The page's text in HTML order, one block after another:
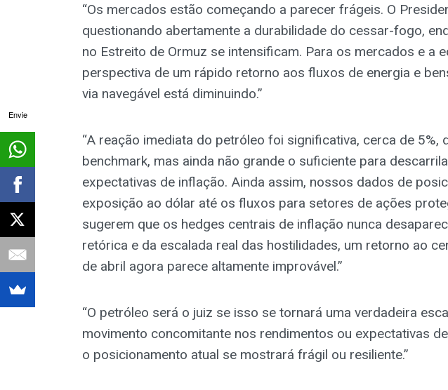
“Os mercados estão começando a parecer frágeis. O
questionando abertamente a durabilidade do cessar-fogo,
no Estreito de Ormuz se intensificam. Para os mercados e a
perspectiva de um rápido retorno aos fluxos de energia e
via navegável está diminuindo.”
“A reação imediata do petróleo foi significativa, cerca de 5%,
benchmark, mas ainda não grande o suficiente para
expectativas de inflação. Ainda assim, nossos dados de
exposição ao dólar até os fluxos para setores de ações
sugerem que os hedges centrais de inflação nunca
retórica e da escalada real das hostilidades, um retorno ao
de abril agora parece altamente improvável.”
“O petróleo será o juiz se isso se tornará uma verdadeira
movimento concomitante nos rendimentos ou expectativas
o posicionamento atual se mostrará frágil ou resiliente.”
Envie